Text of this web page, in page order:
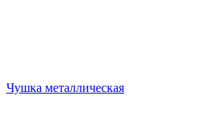
Чушка металлическая